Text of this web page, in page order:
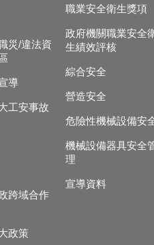
災/違法資
導
工安事故
跨域合作
政策
職業安全衛生獎項
政府機關職業安全
生績效評核
綜合安全
營造安全
危險性機械設備安
機械設備器具安全
理
宣導資料